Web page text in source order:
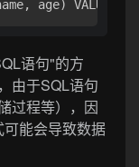
语句"的方
由于SQL语句
过程等），因
能会导致数据